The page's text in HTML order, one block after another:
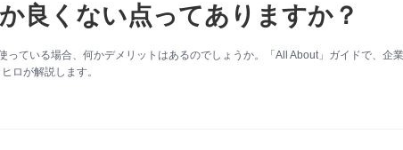
良くない点ってありますか？
っている場合、何かデメリットはあるのでしょうか。「All About」ガイドで、企
ロが解説します。